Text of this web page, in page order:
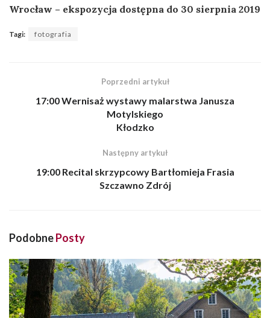
Wrocław – ekspozycja dostępna do 30 sierpnia 2019
Tagi: fotografia
Poprzedni artykuł
17:00 Wernisaż wystawy malarstwa Janusza
Motylskiego
Kłodzko
Następny artykuł
19:00 Recital skrzypcowy Bartłomieja Frasia
Szczawno Zdrój
PodobnePosty